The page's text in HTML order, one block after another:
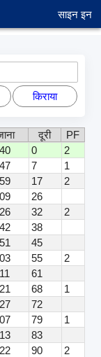
साइन इन
किराया
दूरी
PF
0
2
7
1
17
2
26
32
2
38
45
55
2
61
68
1
72
79
1
83
90
2